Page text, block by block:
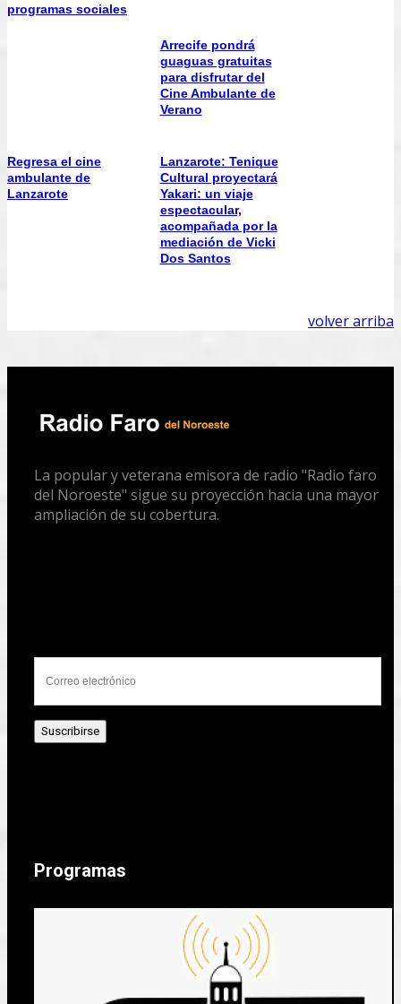
programas sociales
Arrecife pondrá
guaguas gratuitas
para disfrutar del
Cine Ambulante de
Verano
Regresa el cine
ambulante de
Lanzarote
Lanzarote: Tenique
Cultural proyectará
Yakari: un viaje
espectacular,
acompañada por la
mediación de Vicki
Dos Santos
volver arriba
La popular y veterana emisora de radio "Radio faro
del Noroeste" sigue su proyección hacia una mayor
ampliación de su cobertura.
Programas